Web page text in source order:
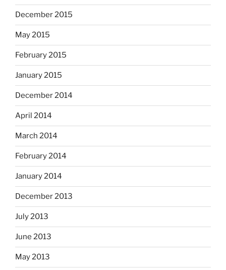
December 2015
May 2015
February 2015
January 2015
December 2014
April 2014
March 2014
February 2014
January 2014
December 2013
July 2013
June 2013
May 2013